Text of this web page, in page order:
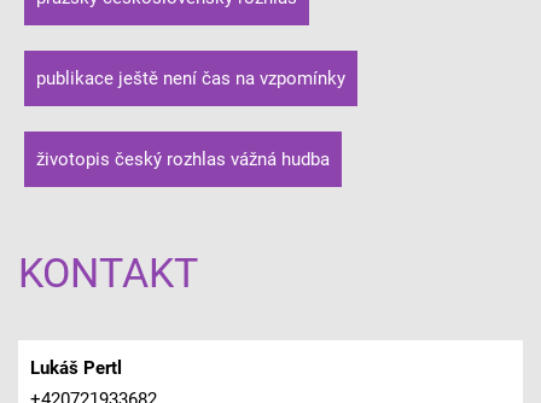
publikace ještě není čas na vzpomínky
životopis český rozhlas vážná hudba
KONTAKT
Lukáš Pertl